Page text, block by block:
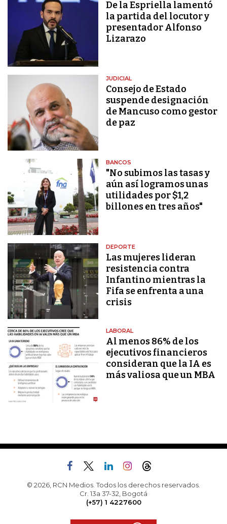
De la Espriella lamentó
la partida del locutor y
presentador Alfonso
Lizarazo
JUDICIAL
Consejo de Estado
suspende designación
de Mancuso como gestor
de paz
BANCOS
"No subimos las tasas y
aún así logramos unas
utilidades por $1,2
billones en tres años"
DEPORTE
Las mujeres lideran
resistencia contra
Infantino mientras la
Fifa se enfrenta a una
crisis
LABORAL
Al menos 86% de los
ejecutivos financieros
consideran que la IA es
más valiosa que un MBA
© 2026, RCN Medios. Todos los derechos reservados.
Cr. 13a 37-32, Bogotá
(+57) 1 4227600